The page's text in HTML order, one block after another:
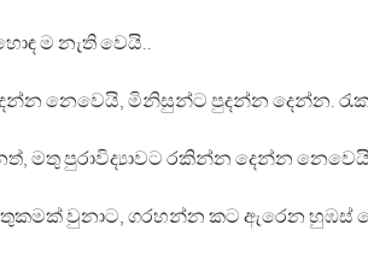
ම නැති වෙයි..
නෙවෙයි, මිනිසුන්ට පුදන්න දෙන්න.
මතු පුරාවිද්‍යාවට රකින්න දෙන්න
වුනාට, ගරහන්න කට ඇරෙන හුඹස්